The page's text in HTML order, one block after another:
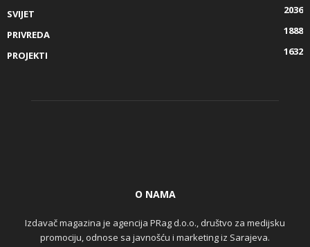
SVIJET
2036
PRIVREDA
1888
PROJEKTI
1632
O NAMA
Izdavač magazina je agencija PRag d.o.o., društvo za medijsku
promociju, odnose sa javnošću i marketing iz Sarajeva.